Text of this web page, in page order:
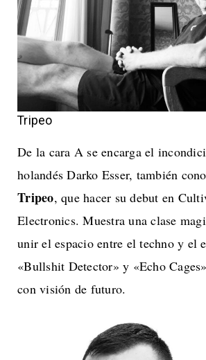
Tripeo
De la cara A se encarga el
holandés Darko Esser, también
Tripeo, que hacer su debut en
Electronics. Muestra una clase
unir el espacio entre el techno y el
«Bullshit Detector» y «Echo
con visión de futuro.